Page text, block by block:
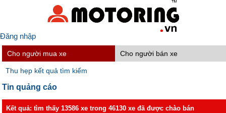
Đăng nhập
Cho người mua xe Cho người bán xe
Thu hẹp kết quả tìm kiếm
Tin quảng cáo
Kết quả: tìm thấy 13586 xe trong 46130 xe đã được chào bán